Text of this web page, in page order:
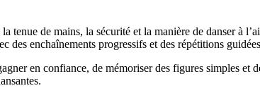
tenue de mains, la sécurité et la manière de danser à
des enchaînements progressifs et des répétitions
en confiance, de mémoriser des figures simples